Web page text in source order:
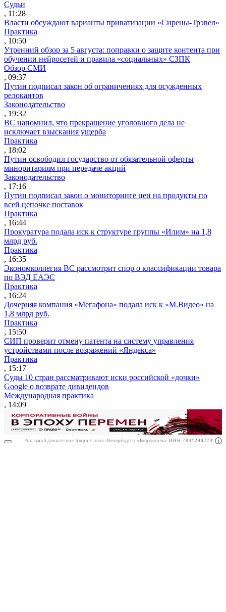
РекламаООО "Право.ру" ИНН: 7704835288
Судьи
, 11:28
Власти обсуждают варианты приватизации «Сирены-Трэвел»
Практика
, 10:50
Утренний обзор за 5 августа: поправки о защите контента при
обучении нейросетей и правила «социальных» СЗПК
Обзор СМИ
, 09:37
Путин подписал закон об ограничениях для осужденных
релокантов
Законодательство
, 19:32
ВС напомнил, что прекращение уголовного дела не
исключает взыскания ущерба
Практика
, 18:02
Путин освободил государство от обязательной оферты
миноритариям при передаче акций
Законодательство
, 17:16
Путин подписал закон о мониторинге цен на продукты по
всей цепочке поставок
Практика
, 16:44
Прокуратура подала иск к структуре группы «Илим» на 1,8
млрд руб.
Практика
, 16:35
Экономколлегия ВС рассмотрит спор о классификации товара
по ВЭД ЕАЭС
Практика
, 16:24
Дочерняя компания «Мегафона» подала иск к «М.Видео» на
1,8 млрд руб.
Практика
, 15:50
СИП проверит отмену патента на систему управления
устройствами после возражений «Яндекса»
Практика
, 15:17
Суды 10 стран рассматривают иски российской «дочки»
Google о возврате дивидендов
Международная практика
, 14:09
Реклама Адвокатское бюро Санкт-Петербурга «Вертикаль» ИНН 7841290773